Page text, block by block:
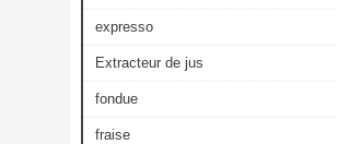
expresso
Extracteur de jus
fondue
fraise